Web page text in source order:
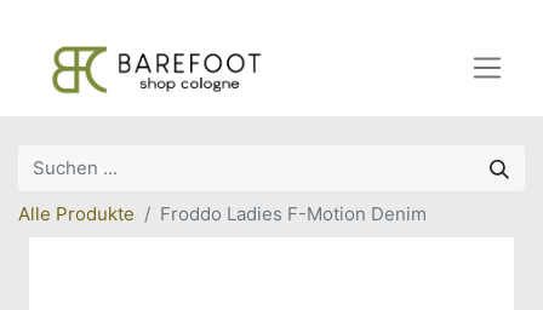
Alle Produkte Froddo Ladies F-Motion Denim